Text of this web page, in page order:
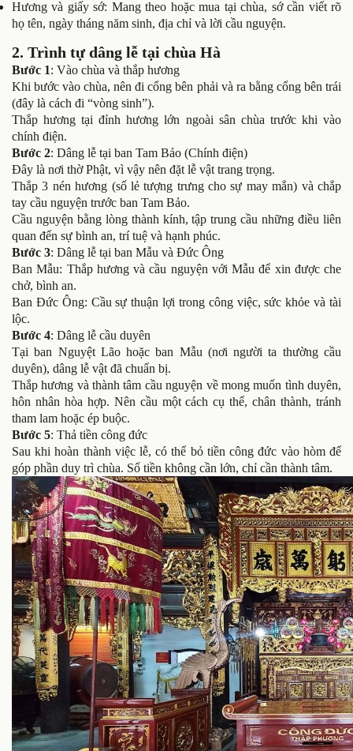
Hương và giấy sớ: Mang theo hoặc mua tại chùa, sớ cần viết rõ
họ tên, ngày tháng năm sinh, địa chỉ và lời cầu nguyện.
2. Trình tự dâng lễ tại chùa Hà
Bước 1: Vào chùa và thắp hương
Khi bước vào chùa, nên đi cổng bên phải và ra bằng cổng bên trái
(đây là cách đi “vòng sinh”).
Thắp hương tại đỉnh hương lớn ngoài sân chùa trước khi vào
chính điện.
Bước 2: Dâng lễ tại ban Tam Bảo (Chính điện)
Đây là nơi thờ Phật, vì vậy nên đặt lễ vật trang trọng.
Thắp 3 nén hương (số lẻ tượng trưng cho sự may mắn) và chắp
tay cầu nguyện trước ban Tam Bảo.
Cầu nguyện bằng lòng thành kính, tập trung cầu những điều liên
quan đến sự bình an, trí tuệ và hạnh phúc.
Bước 3: Dâng lễ tại ban Mẫu và Đức Ông
Ban Mẫu: Thắp hương và cầu nguyện với Mẫu để xin được che
chở, bình an.
Ban Đức Ông: Cầu sự thuận lợi trong công việc, sức khỏe và tài
lộc.
Bước 4: Dâng lễ cầu duyên
Tại ban Nguyệt Lão hoặc ban Mẫu (nơi người ta thường cầu
duyên), dâng lễ vật đã chuẩn bị.
Thắp hương và thành tâm cầu nguyện về mong muốn tình duyên,
hôn nhân hòa hợp. Nên cầu một cách cụ thể, chân thành, tránh
tham lam hoặc ép buộc.
Bước 5: Thả tiền công đức
Sau khi hoàn thành việc lễ, có thể bỏ tiền công đức vào hòm để
góp phần duy trì chùa. Số tiền không cần lớn, chỉ cần thành tâm.